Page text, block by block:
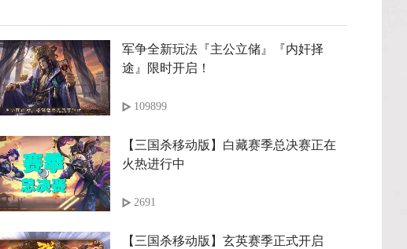
军争全新玩法『主公立储』『内奸择
途』限时开启！
109899
【三国杀移动版】白藏赛季总决赛正在
火热进行中
2691
【三国杀移动版】玄英赛季正式开启